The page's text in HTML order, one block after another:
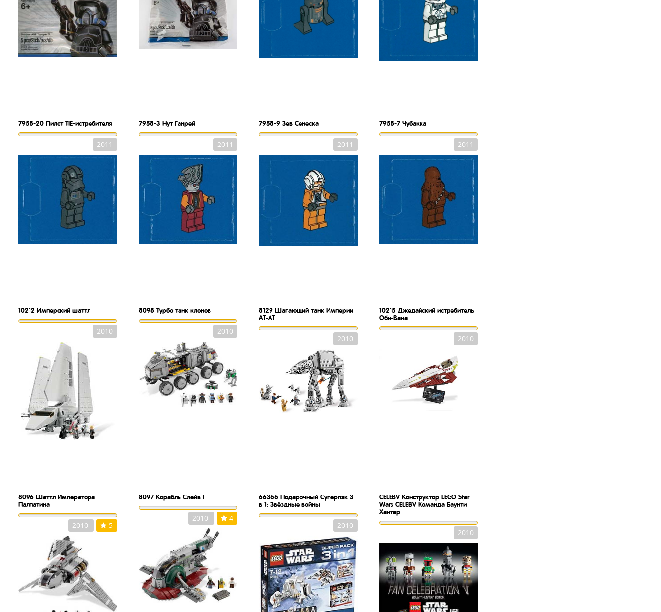
7958-20 Пилот TIE-истребителя
2011
7958-3 Нут Ганрей
2011
7958-9 Зев Сенеска
2011
7958-7 Чубакка
2011
10212 Имперский шаттл
2010
8098 Турбо танк клонов
2010
8129 Шагающий танк Империи
АТ-АТ
2010
10215 Джедайский истребитель
Оби-Вана
2010
8096 Шаттл Императора
Палпатина
2010 5
8097 Корабль Слейв I
2010 4
66366 Подарочный Суперпэк 3
в 1: Звёздные войны
2010
CELEBV Конструктор LEGO Star
Wars CELEBV Команда Баунти
Хантер
2010